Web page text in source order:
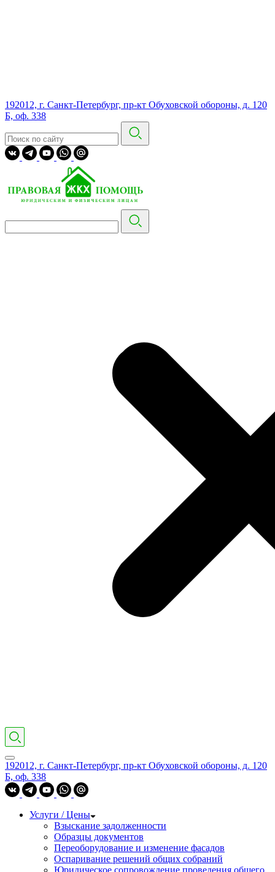
192012, г. Санкт-Петербург, пр-кт Обуховской обороны, д. 120
Б, оф. 338
192012, г. Санкт-Петербург, пр-кт Обуховской обороны, д. 120
Б, оф. 338
Услуги / Цены
Взыскание задолженности
Образцы документов
Переоборудование и изменение фасадов
Оспаривание решений общих собраний
Юридическое сопровождение проведения общего